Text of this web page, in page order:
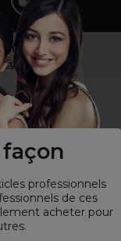
professionnels
de ces
acheter pour
?
!